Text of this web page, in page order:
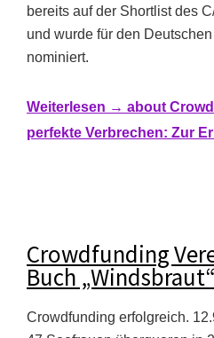
bereits auf der Shortlist des
und wurde für den
nominiert.
Weiterlesen → about
perfekte Verbrechen: Zur
Crowdfunding
Buch „Windsbraut“
Crowdfunding erfolgreich.